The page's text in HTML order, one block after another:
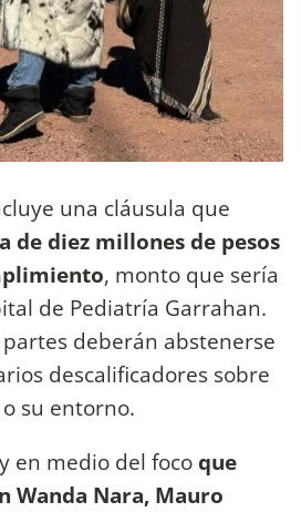
una cláusula que
de diez millones de pesos
, monto que sería
de Pediatría Garrahan.
deberán abstenerse
descalificadores sobre
su entorno.
en medio del focoque
Wanda Nara, Mauro